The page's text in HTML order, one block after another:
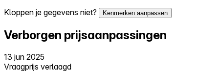
Kloppen je gegevens niet?
Kenmerken aanpassen
Verborgen prijsaanpassingen
13 jun 2025
Vraagprijs verlaagd